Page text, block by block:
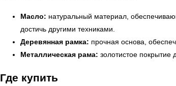
Масло: натуральный материал,
достичь другими техниками.
Деревянная рамка: прочная основа,
Металлическая рама: золотистое покрытие
Где купить